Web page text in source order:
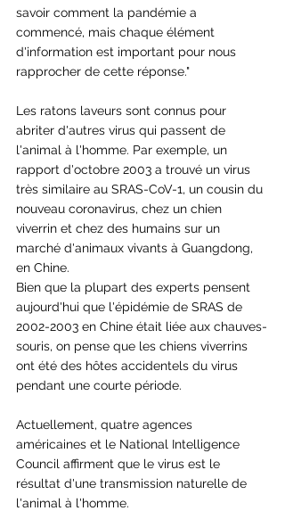
savoir comment la pandémie a
commencé, mais chaque élément
d'information est important pour nous
rapprocher de cette réponse."
Les ratons laveurs sont connus pour
abriter d'autres virus qui passent de
l'animal à l'homme. Par exemple, un
rapport d'octobre 2003 a trouvé un virus
très similaire au SRAS-CoV-1, un cousin du
nouveau coronavirus, chez un chien
viverrin et chez des humains sur un
marché d'animaux vivants à Guangdong,
en Chine.
Bien que la plupart des experts pensent
aujourd'hui que l'épidémie de SRAS de
2002-2003 en Chine était liée aux chauves-
souris, on pense que les chiens viverrins
ont été des hôtes accidentels du virus
pendant une courte période.
Actuellement, quatre agences
américaines et le National Intelligence
Council affirment que le virus est le
résultat d'une transmission naturelle de
l'animal à l'homme.